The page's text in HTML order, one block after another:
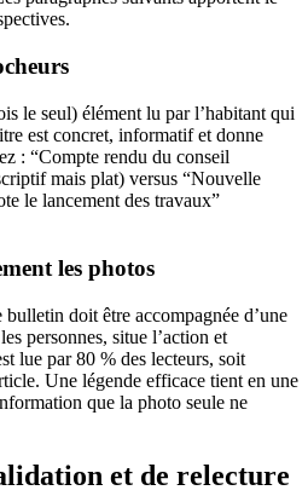
le seul) élément lu par l’habitant qui
est concret, informatif et donne
: “Compte rendu du conseil
mais plat) versus “Nouvelle
le lancement des travaux”
les photos
doit être accompagnée d’une
personnes, situe l’action et
lue par 80 % des lecteurs, soit
Une légende efficace tient en une
que la photo seule ne
et de relecture